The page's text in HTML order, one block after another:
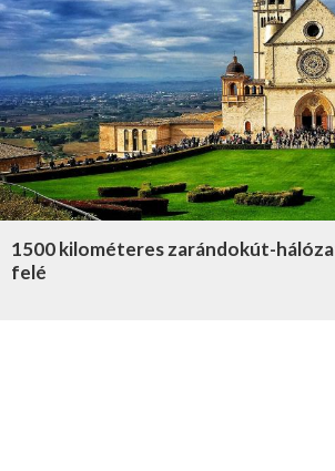
1500 kilométeres zarándokút-
felé